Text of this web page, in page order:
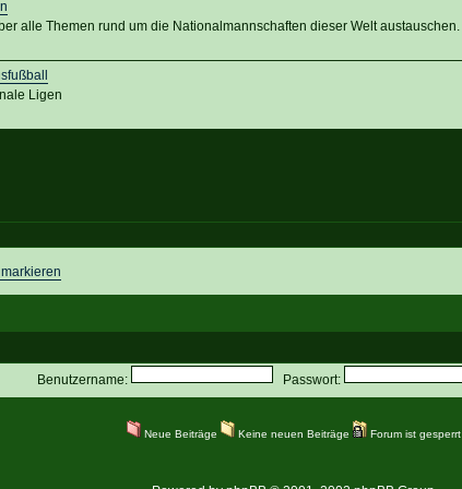
alle Themen rund um die Nationalmannschaften dieser Welt austauschen.
Ligen
Benutzername: Passwort:
Neue Beiträge Keine neuen Beiträge Forum ist gesperrt